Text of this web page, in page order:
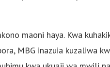
maoni haya. Kwa
MBG inazuia kuzaliwa